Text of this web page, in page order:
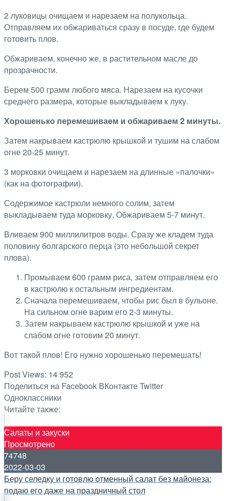
2 луковицы очищаем и нарезаем на полукольца.
Отправляем их обжариваться сразу в посуде, где будем
готовить плов.
Обжариваем, конечно же, в растительном масле до
прозрачности.
Берем 500 грамм любого мяса. Нарезаем на кусочки
среднего размера, которые выкладываем к луку.
Хорошенько перемешиваем и обжариваем 2 минуты.
Затем накрываем кастрюлю крышкой и тушим на слабом
огне 20-25 минут.
3 морковки очищаем и нарезаем на длинные «палочки»
(как на фотографии).
Содержимое кастрюли немного солим, затем
выкладываем туда морковку. Обжариваем 5-7 минут.
Вливаем 900 миллилитров воды. Сразу же кладем туда
половину болгарского перца (это небольшой секрет
плова).
Промываем 600 грамм риса, затем отправляем его
в кастрюлю к остальным ингредиентам.
Сначала перемешиваем, чтобы рис был в бульоне.
На сильном огне варим его 2-3 минуты.
Затем накрываем кастрюлю крышкой и уже на
слабом огне готовим 20 минут.
Вот такой плов! Его нужно хорошенько перемешать!
Post Views: 14 952
Поделиться на Facebook ВКонтактеTwitter
Одноклассники
Читайте также:
Салаты и закуски
Просмотрено
74748
2022-03-03
Беру селедку и готовлю отменный салат без майонеза:
подаю его даже на праздничный стол